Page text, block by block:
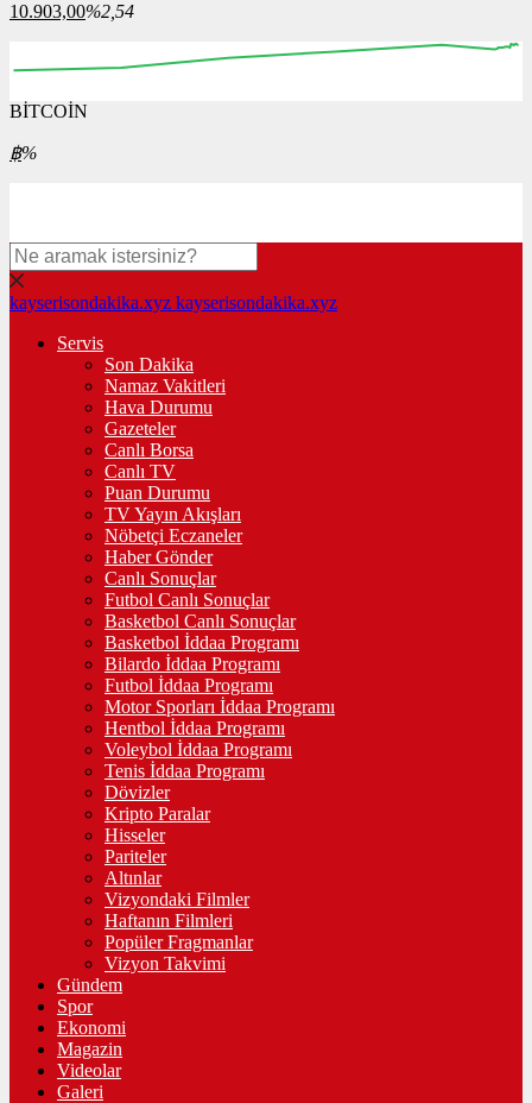
10.903,00%2,54
00:00
BİTCOİN
฿%
kayserisondakika.xyz kayserisondakika.xyz
Servis
Son Dakika
Namaz Vakitleri
Hava Durumu
Gazeteler
Canlı Borsa
Canlı TV
Puan Durumu
TV Yayın Akışları
Nöbetçi Eczaneler
Haber Gönder
Canlı Sonuçlar
Futbol Canlı Sonuçlar
Basketbol Canlı Sonuçlar
Basketbol İddaa Programı
Bilardo İddaa Programı
Futbol İddaa Programı
Motor Sporları İddaa Programı
Hentbol İddaa Programı
Voleybol İddaa Programı
Tenis İddaa Programı
Dövizler
Kripto Paralar
Hisseler
Pariteler
Altınlar
Vizyondaki Filmler
Haftanın Filmleri
Popüler Fragmanlar
Vizyon Takvimi
Gündem
Spor
Ekonomi
Magazin
Videolar
Galeri